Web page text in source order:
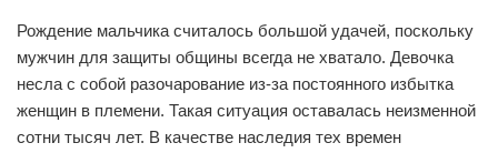
Рождение мальчика считалось большой удачей, поскольку
мужчин для защиты общины всегда не хватало. Девочка
несла с собой разочарование из-за постоянного избытка
женщин в племени. Такая ситуация оставалась неизменной
сотни тысяч лет. В качестве наследия тех времен